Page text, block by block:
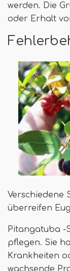
werden. Die
oder Erhalt
Verschiedene
überreifen
Pitangatuba -
pflegen. Sie
Krankheiten